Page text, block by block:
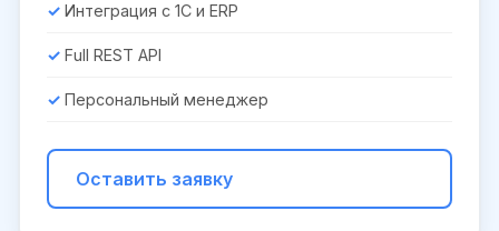
Интеграция с 1С и ERP
Full REST API
Персональный менеджер
Оставить заявку